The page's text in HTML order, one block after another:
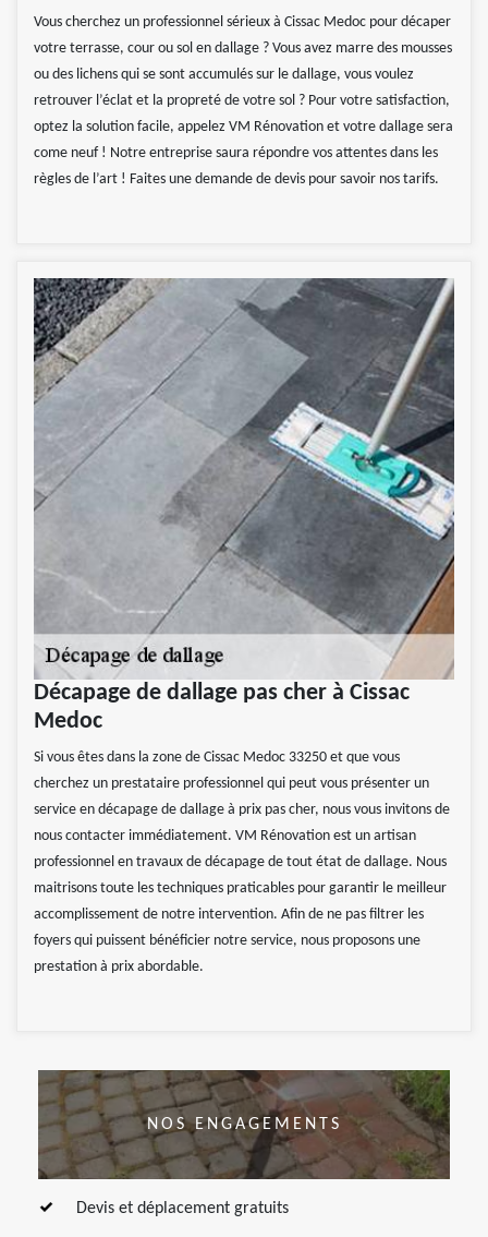
Vous cherchez un professionnel sérieux à Cissac Medoc pour décaper
votre terrasse, cour ou sol en dallage ? Vous avez marre des mousses
ou des lichens qui se sont accumulés sur le dallage, vous voulez
retrouver l’éclat et la propreté de votre sol ? Pour votre satisfaction,
optez la solution facile, appelez VM Rénovation et votre dallage sera
come neuf ! Notre entreprise saura répondre vos attentes dans les
règles de l’art ! Faites une demande de devis pour savoir nos tarifs.
Décapage de dallage pas cher à Cissac
Medoc
Si vous êtes dans la zone de Cissac Medoc 33250 et que vous
cherchez un prestataire professionnel qui peut vous présenter un
service en décapage de dallage à prix pas cher, nous vous invitons de
nous contacter immédiatement. VM Rénovation est un artisan
professionnel en travaux de décapage de tout état de dallage. Nous
maitrisons toute les techniques praticables pour garantir le meilleur
accomplissement de notre intervention. Afin de ne pas filtrer les
foyers qui puissent bénéficier notre service, nous proposons une
prestation à prix abordable.
NOS ENGAGEMENTS
Devis et déplacement gratuits